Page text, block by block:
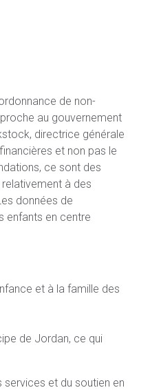
de non-
au gouvernement
directrice générale
et non pas le
ce sont des
à des
données de
enfants en centre
et à la famille des
de Jordan, ce qui
services et du soutien en